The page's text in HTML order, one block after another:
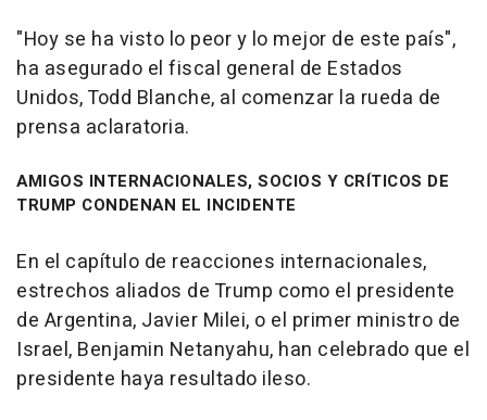
"Hoy se ha visto lo peor y lo mejor de este país",
ha asegurado el fiscal general de Estados
Unidos, Todd Blanche, al comenzar la rueda de
prensa aclaratoria.
AMIGOS INTERNACIONALES, SOCIOS Y CRÍTICOS DE
TRUMP CONDENAN EL INCIDENTE
En el capítulo de reacciones internacionales,
estrechos aliados de Trump como el presidente
de Argentina, Javier Milei, o el primer ministro de
Israel, Benjamin Netanyahu, han celebrado que el
presidente haya resultado ileso.